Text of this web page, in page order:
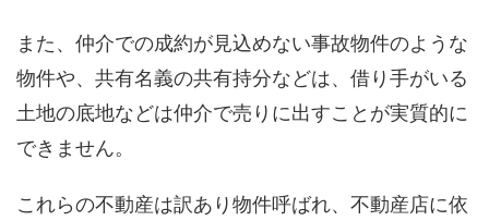
また、仲介での成約が見込めない事故物件のような
物件や、共有名義の共有持分などは、借り手がいる
土地の底地などは仲介で売りに出すことが実質的に
できません。
これらの不動産は訳あり物件呼ばれ、不動産店に依